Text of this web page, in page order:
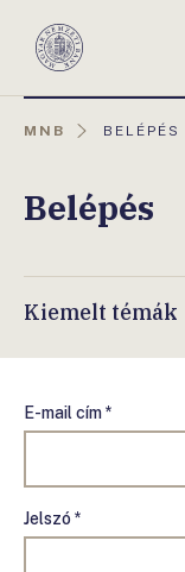
Magyar
MNB
AKTUÁLIS
BELÉPÉS
Belépés
Kiemelt témák
E-mail cím *
Jelszó *